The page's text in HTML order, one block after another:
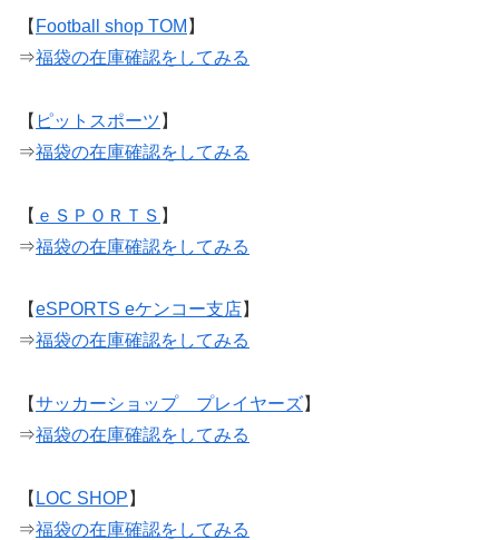
【 Football shop TOM 】
⇒福袋の在庫確認をしてみる
【 ピットスポーツ 】
⇒福袋の在庫確認をしてみる
【 ｅＳＰＯＲＴＳ 】
⇒福袋の在庫確認をしてみる
【eSPORTS eケンコー支店】
⇒福袋の在庫確認をしてみる
【サッカーショップ プレイヤーズ】
⇒福袋の在庫確認をしてみる
【 LOC SHOP 】
⇒福袋の在庫確認をしてみる